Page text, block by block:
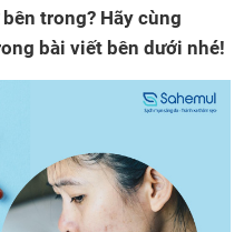
trong? Hãy cùng
bài viết bên dưới nhé!